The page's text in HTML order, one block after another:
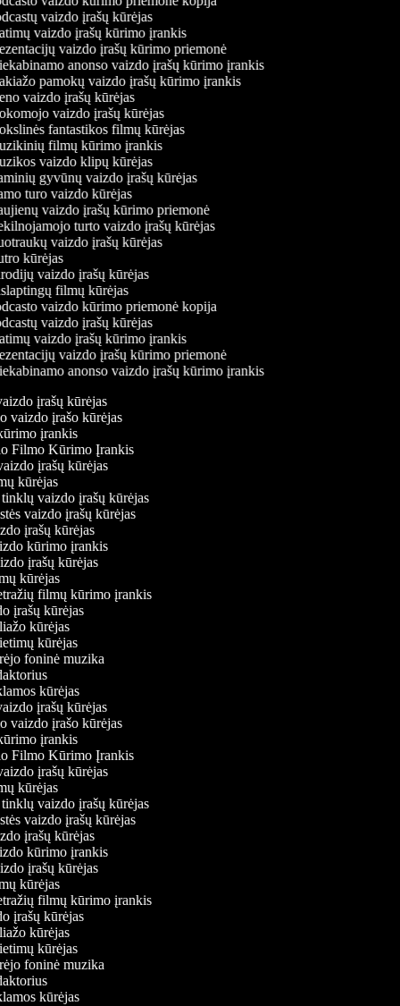
vaizdo įrašų kūrėjas
vaizdo įrašų kūrimo įrankis
vaizdo įrašų kūrimo priemonė
anonso vaizdo įrašų kūrimo įrankis
pamokų vaizdo įrašų kūrimo įrankis
vaizdo įrašų kūrėjas
vaizdo įrašų kūrėjas
fantastikos filmų kūrėjas
filmų kūrimo įrankis
vaizdo klipų kūrėjas
gyvūnų vaizdo įrašų kūrėjas
turo vaizdo kūrėjas
vaizdo įrašų kūrimo priemonė
turto vaizdo įrašų kūrėjas
vaizdo įrašų kūrėjas
kūrėjas
vaizdo įrašų kūrėjas
filmų kūrėjas
vaizdo kūrimo priemonė kopija
vaizdo įrašų kūrėjas
vaizdo įrašų kūrimo įrankis
vaizdo įrašų kūrimo priemonė
anonso vaizdo įrašų kūrimo įrankis
įrašų kūrėjas
vaizdo įrašo kūrėjas
įrankis
Filmo Kūrimo Įrankis
įrašų kūrėjas
kūrėjas
tinklų vaizdo įrašų kūrėjas
vaizdo įrašų kūrėjas
įrašų kūrėjas
kūrimo įrankis
įrašų kūrėjas
kūrėjas
filmų kūrimo įrankis
įrašų kūrėjas
kūrėjas
kūrėjas
foninė muzika
kūrėjas
įrašų kūrėjas
vaizdo įrašo kūrėjas
įrankis
Filmo Kūrimo Įrankis
įrašų kūrėjas
kūrėjas
tinklų vaizdo įrašų kūrėjas
vaizdo įrašų kūrėjas
įrašų kūrėjas
kūrimo įrankis
įrašų kūrėjas
kūrėjas
filmų kūrimo įrankis
įrašų kūrėjas
kūrėjas
kūrėjas
foninė muzika
kūrėjas